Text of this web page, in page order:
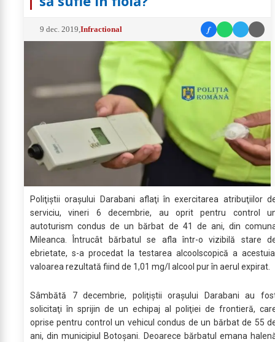
9 dec. 2019 ,Infractional f
Poliţiştii oraşului Darabani aflaţi în exercitarea atribuţiilor
serviciu, vineri 6 decembrie, au oprit pentru control
autoturism condus de un bărbat de 41 de ani, din
Mileanca. Întrucât bărbatul se afla într-o vizibilă stare
ebrietate, s-a procedat la testarea alcoolscopică a
valoarea rezultată fiind de 1,01 mg/l alcool pur în aerul expirat.
Sâmbătă 7 decembrie, poliţiştii oraşului Darabani au
solicitaţi în sprijin de un echipaj al poliţiei de frontieră,
oprise pentru control un vehicul condus de un bărbat de 55
ani, din municipiul Botoşani. Deoarece bărbatul emana